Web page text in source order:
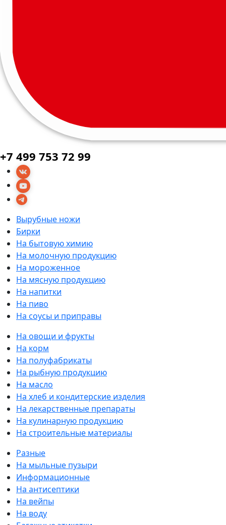
+7 499 753 72 99
Вырубные ножи
Бирки
На бытовую химию
На молочную продукцию
На мороженное
На мясную продукцию
На напитки
На пиво
На соусы и приправы
На овощи и фрукты
На корм
На полуфабрикаты
На рыбную продукцию
На масло
На хлеб и кондитерские изделия
На лекарственные препараты
На кулинарную продукцию
На строительные материалы
Разные
На мыльные пузыри
Информационные
На антисептики
На вейпы
На воду